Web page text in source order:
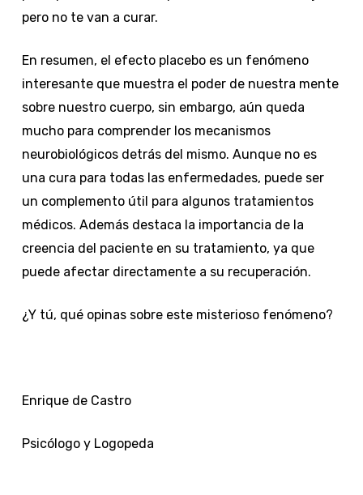
pero no te van a curar.
En resumen, el efecto placebo es un fenómeno
interesante que muestra el poder de nuestra mente
sobre nuestro cuerpo, sin embargo, aún queda
mucho para comprender los mecanismos
neurobiológicos detrás del mismo. Aunque no es
una cura para todas las enfermedades, puede ser
un complemento útil para algunos tratamientos
médicos. Además destaca la importancia de la
creencia del paciente en su tratamiento, ya que
puede afectar directamente a su recuperación.
¿Y tú, qué opinas sobre este misterioso fenómeno?
Enrique de Castro
Psicólogo y Logopeda